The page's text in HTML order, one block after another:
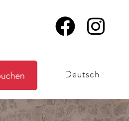
Deutsch